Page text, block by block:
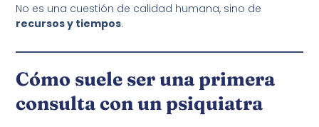
No es una cuestión de calidad humana, sino de
recursos y tiempos.
Cómo suele ser una primera
consulta con un psiquiatra